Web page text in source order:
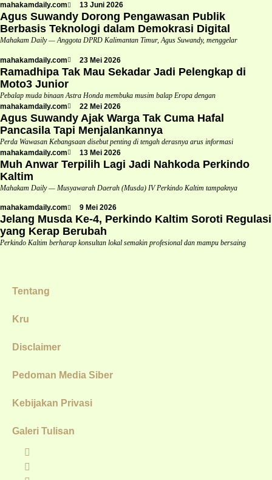
mahakamdaily.com 13 Juni 2026
Agus Suwandy Dorong Pengawasan Publik
Berbasis Teknologi dalam Demokrasi Digital
Mahakam Daily — Anggota DPRD Kalimantan Timur, Agus Suwandy, menggelar
mahakamdaily.com 23 Mei 2026
Ramadhipa Tak Mau Sekadar Jadi Pelengkap di
Moto3 Junior
Pebalap muda binaan Astra Honda membuka musim balap Eropa dengan
mahakamdaily.com
22 Mei 2026
Agus Suwandy Ajak Warga Tak Cuma Hafal
Pancasila Tapi Menjalankannya
Perda Wawasan Kebangsaan disebut penting di tengah derasnya arus informasi
mahakamdaily.com
13 Mei 2026
Muh Anwar Terpilih Lagi Jadi Nahkoda Perkindo
Kaltim
Mahakam Daily — Musyawarah Daerah (Musda) IV Perkindo Kaltim tampaknya
mahakamdaily.com 9 Mei 2026
Jelang Musda Ke-4, Perkindo Kaltim Soroti Regulasi
yang Kerap Berubah
Perkindo Kaltim berharap konsultan lokal semakin profesional dan mampu bersaing
Tentang
Kru
Disclaimer
Pedoman Media Siber
Kebijakan Privasi
Galeri Tulisan